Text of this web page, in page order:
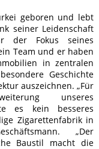
geboren und lebt
seiner Leidenschaft
der Fokus seines
Team und er haben
in zentralen
Geschichte
auszeichnen. „Für
unseres
es kein besseres
Zigarettenfabrik in
„Der
Baustil macht die